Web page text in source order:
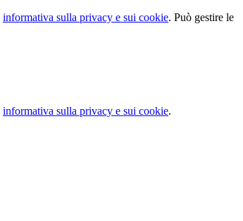
informativa sulla privacy e sui cookie. Può gestire le
informativa sulla privacy e sui cookie.